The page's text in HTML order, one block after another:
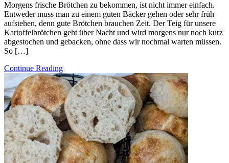
Morgens frische Brötchen zu bekommen, ist nicht immer einfach.
Entweder muss man zu einem guten Bäcker gehen oder sehr früh
aufstehen, denn gute Brötchen brauchen Zeit. Der Teig für unsere
Kartoffelbrötchen geht über Nacht und wird morgens nur noch kurz
abgestochen und gebacken, ohne dass wir nochmal warten müssen.
So […]
Continue Reading